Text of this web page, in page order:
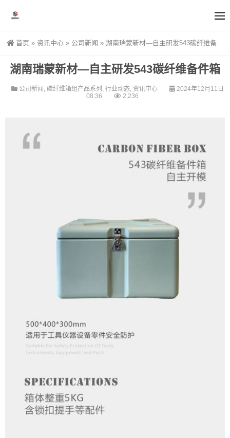
首页 » 资讯中心 » 公司新闻 » 湖南瑞蒙新材—自主研发543碳纤维备件箱
湖南瑞蒙新材—自主研发543碳纤维备件箱
公司新闻 , 碳纤维箱组产品系列 , 行业动态, 资讯中心
2024年12月11日
08:36
2,236